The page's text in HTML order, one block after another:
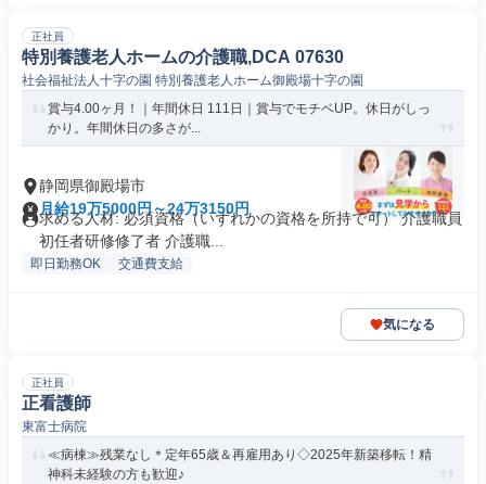
正社員
特別養護老人ホームの介護職,DCA 07630
社会福祉法人十字の園 特別養護老人ホーム御殿場十字の園
賞与4.00ヶ月！｜年間休日 111日｜賞与でモチベUP。休日がしっ
かり。年間休日の多さが...
静岡県御殿場市
月給19万5000円～24万3150円
求める人材: 必須資格（いずれかの資格を所持で可） 介護職員
初任者研修修了者 介護職...
即日勤務OK 交通費支給
気になる
正社員
正看護師
東富士病院
≪病棟≫残業なし＊定年65歳＆再雇用あり◇2025年新築移転！精
神科未経験の方も歓迎♪